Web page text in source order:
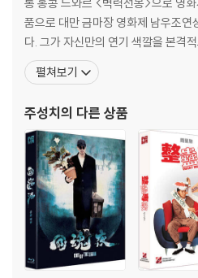
품으로 대만 금마장 영화제 남우조
다. 그가 자신만의 연기 색깔을 본격적으로 선보인 작품은 주윤발의
히트작 <정전자>를 패로디한 <도성
박스 오피스를 휩쓰는 대흥행을 기록
행기록을 <신정무문>(1991), <심사
펼쳐보기
주성치 의 다른 상품